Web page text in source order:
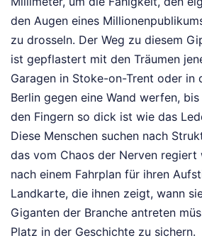
den Augen eines
zu drosseln. Der Weg zu diesem
ist gepflastert mit den Träumen
Garagen in Stoke-on-Trent oder in
Berlin gegen eine Wand werfen,
den Fingern so dick ist wie das
Diese Menschen suchen nach
das vom Chaos der Nerven regiert
nach einem Fahrplan für ihren
Landkarte, die ihnen zeigt, wann
Giganten der Branche antreten
Platz in der Geschichte zu sichern.